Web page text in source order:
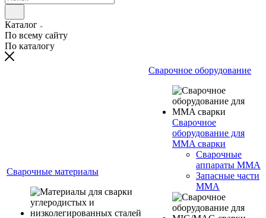
Каталог
По всему сайту
По каталогу
Сварочные материалы
Сварочное оборудование
Сварочное
оборудование для
MMA сварки
Сварочные
аппараты MMA
Запасные части
MMA